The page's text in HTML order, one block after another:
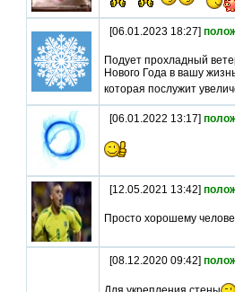
[06.01.2023 18:27]
Подует прохладный
Нового Года в вашу
которая послужит
[06.01.2022 13:17]
[12.05.2021 13:42]
Просто хорошему
[08.12.2020 09:42]